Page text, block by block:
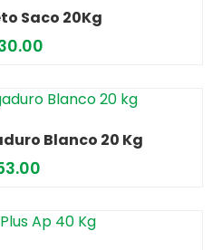
Saco 20Kg
Blanco 20 Kg